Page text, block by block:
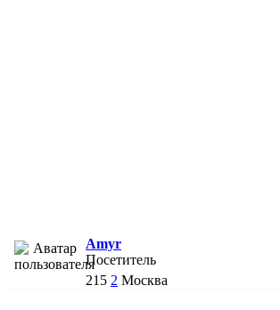
Amyr
Посетитель
215 2 Москва